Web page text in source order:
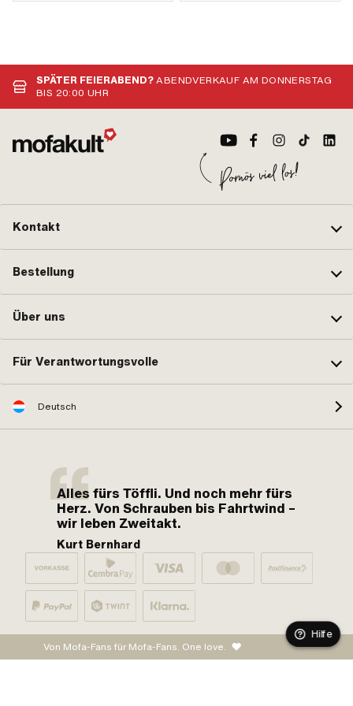
SPÄTER FEIERABEND?ABENDVERKAUF AM DONNERSTAG
BIS 20:00 UHR
Kontakt
Bestellung
Über uns
Für Verantwortungsvolle
Deutsch
Alles fürs Töffli. Und noch mehr fürs
Herz. Von Schrauben bis Fahrtwind –
wir leben Zweitakt.
Kurt Bernhard
Von Mofa-Fans für Mofa-Fans. One love.
Hilfe